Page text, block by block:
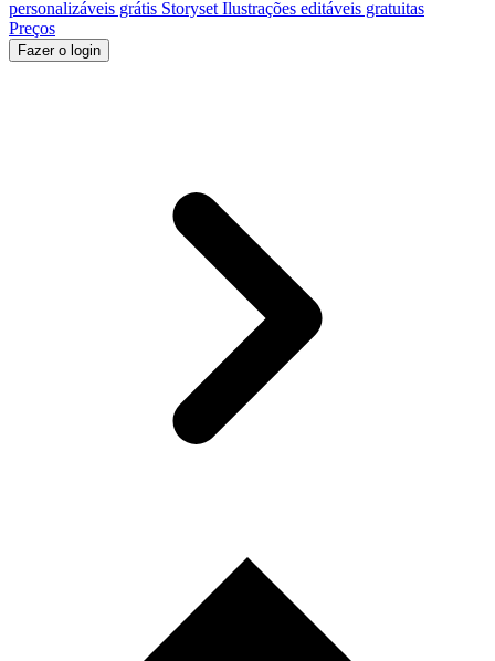
personalizáveis grátis Storyset Ilustrações editáveis gratuitas
Preços
Fazer o login